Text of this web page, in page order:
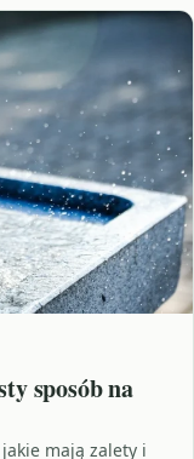
sposób na
mają zalety i